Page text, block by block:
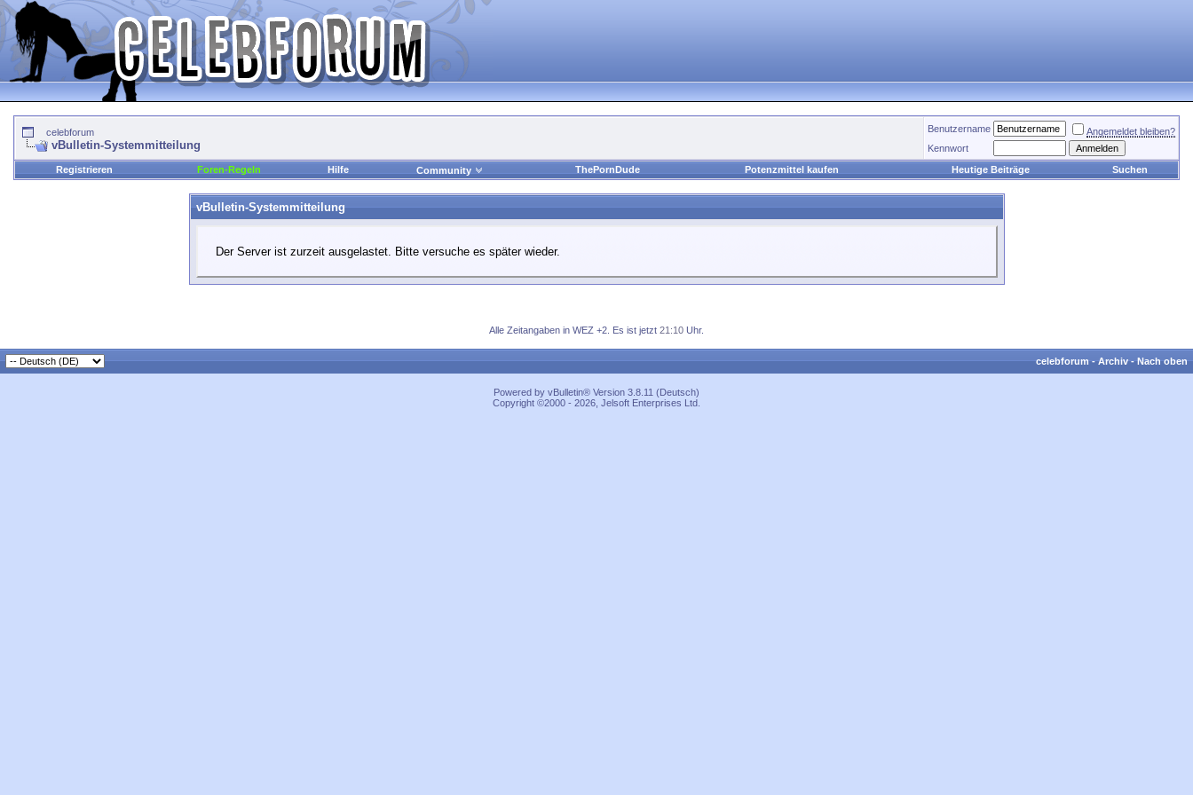
celebforum
vBulletin-Systemmitteilung
Benutzername
Angemeldet bleiben?
Kennwort
Registrieren
Foren-Regeln Hilfe Community ThePornDude Potenzmittel kaufen Heutige Beiträge Suchen
vBulletin-Systemmitteilung
Der Server ist zurzeit ausgelastet. Bitte versuche es später wieder.
Alle Zeitangaben in WEZ +2. Es ist jetzt 21:10 Uhr.
celebforum-Archiv-Nach oben
Powered by vBulletin® Version 3.8.11 (Deutsch)
Copyright ©2000 - 2026, Jelsoft Enterprises Ltd.